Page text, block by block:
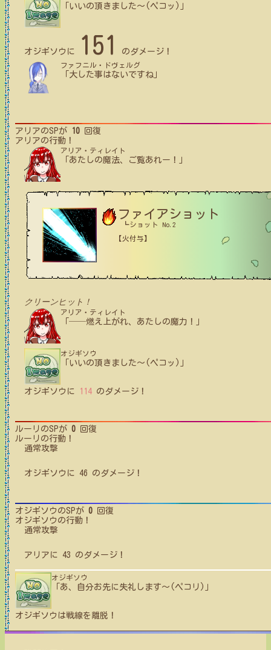
「いいの頂きました〜(ペコッ)」
オジギソウ に 151 のダメージ！
ファフニル・ドヴェルグ
「大した事はないですね」
アリアのSPが 10 回復
アリアの行動！
アリア・ティレイト
「あたしの魔法、ご覧あれー！」
ファイアショット
┗ショット No.2
【火付与】
クリーンヒット！
アリア・ティレイト
「──燃え上がれ、あたしの魔力！」
オジギソウ
「いいの頂きました〜(ペコッ)」
オジギソウ に 114 のダメージ！
ルーリ のSPが 0 回復
ルーリ の行動！
通常攻撃
オジギソウ に 46 のダメージ！
オジギソウ のSPが 0 回復
オジギソウ の行動！
通常攻撃
アリア に 43 のダメージ！
オジギソウ
「あ、自分お先に失礼します〜(ペコリ)」
オジギソウ は戦線を離脱！